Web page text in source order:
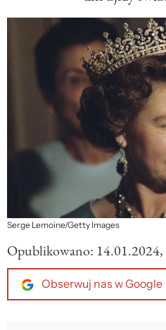
Serge Lemoine/Getty Images
Opublikowano:
Obserwuj nas w Google